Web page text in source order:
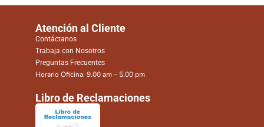
Atención al Cliente
Contáctanos
Trabaja con Nosotros
Preguntas Frecuentes
Horario Oficina: 9.00 am – 5.00 pm
Libro de Reclamaciones